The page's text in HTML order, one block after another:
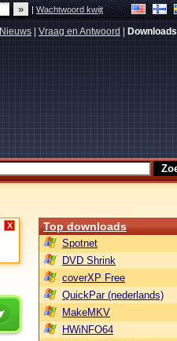
|Wachtwoord kwijt
Nieuws Vraag en Antwoord Downloads
X Top downloads
Spotnet
DVD Shrink
coverXP Free
QuickPar (nederlands)
MakeMKV
HWiNFO64